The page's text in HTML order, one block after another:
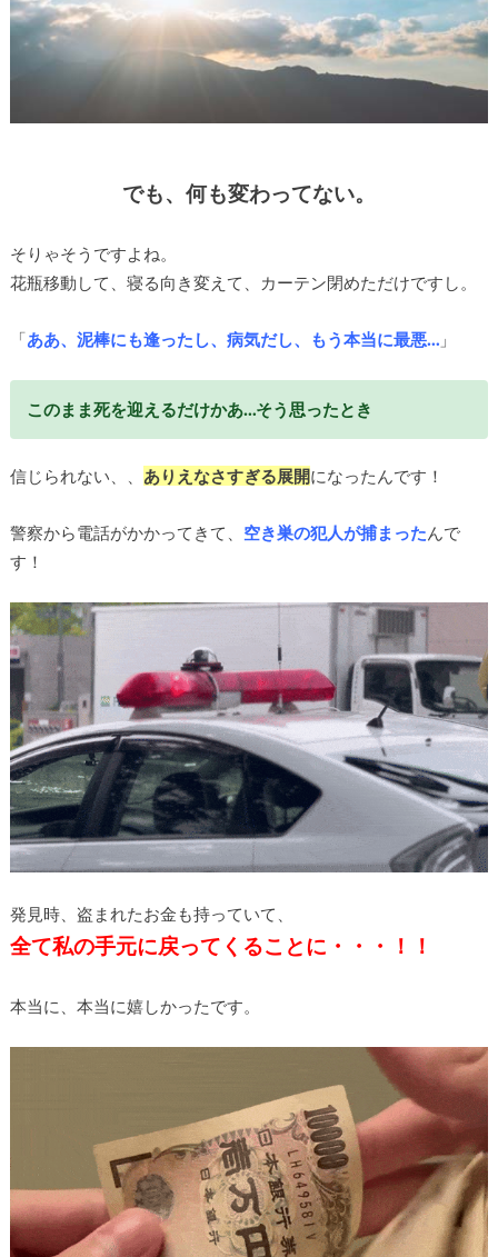
でも、何も変わってない。
そりゃそうですよね。
花瓶移動して、寝る向き変えて、カーテン閉めただけですし。
「ああ、泥棒にも逢ったし、病気だし、もう本当に最悪…」
このまま死を迎えるだけかあ…そう思ったとき
信じられない、、 ありえなさすぎる展開になったんです！
警察から電話がかかってきて、 空き巣の犯人が捕まったんで
す！
発見時、盗まれたお金も持っていて、
全て私の手元に戻ってくることに・・・！！
本当に、本当に嬉しかったです。